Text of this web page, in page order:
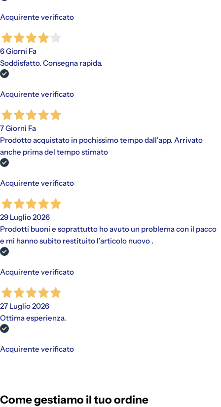
Acquirente verificato
6 Giorni Fa
Soddisfatto. Consegna rapida.
Acquirente verificato
7 Giorni Fa
Prodotto acquistato in pochissimo tempo dall'app. Arrivato
anche prima del tempo stimato
Acquirente verificato
29 Luglio 2026
Prodotti buoni e soprattutto ho avuto un problema con il pacco
e mi hanno subito restituito l’articolo nuovo .
Acquirente verificato
27 Luglio 2026
Ottima esperienza.
Acquirente verificato
Come gestiamo il tuo ordine